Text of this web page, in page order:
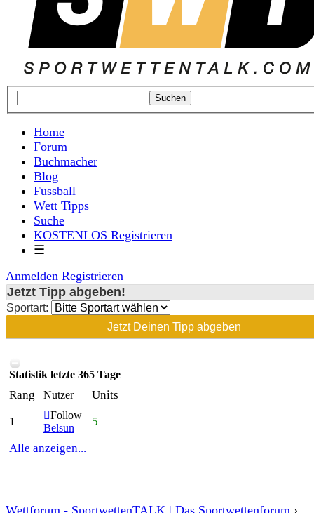
Home
Forum
Buchmacher
Blog
Fussball
Wett Tipps
Suche
KOSTENLOS Registrieren
☰
Anmelden Registrieren
Jetzt Tipp abgeben!
Sportart:
Jetzt Deinen Tipp abgeben
Statistik letzte 365 Tage
Rang Nutzer
Units
1
Follow
Belsun
5
Alle anzeigen...